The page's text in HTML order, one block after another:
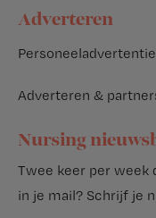
Adverteren
Personeeladvertentie
Adverteren &
Nursing
Twee keer per week
in je mail? Schrijf je